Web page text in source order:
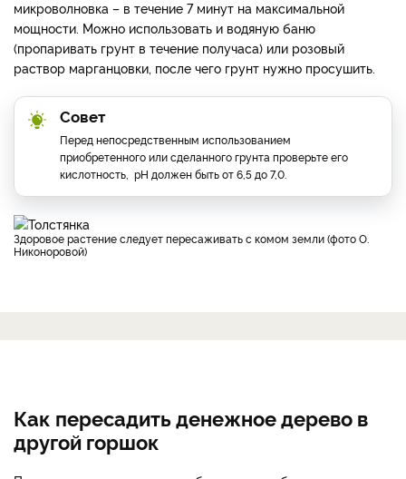
микроволновка – в течение 7 минут на максимальной
мощности. Можно использовать и водяную баню
(пропаривать грунт в течение получаса) или розовый
раствор марганцовки, после чего грунт нужно просушить.
Совет
Перед непосредственным использованием
приобретенного или сделанного грунта проверьте его
кислотность, рН должен быть от 6,5 до 7,0.
Здоровое растение следует пересаживать с комом земли (фото О.
Никоноровой)
Как пересадить денежное дерево в
другой горшок